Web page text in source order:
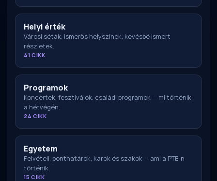
Helyi érték
Városi séták, ismerős helyszínek, kevésbé ismert
részletek.
41 CIKK
Programok
Koncertek, fesztiválok, családi programok — mi történik
a hétvégén.
24 CIKK
Egyetem
Felvételi, ponthatárok, karok és szakok — ami a PTE-n
történik.
15 CIKK